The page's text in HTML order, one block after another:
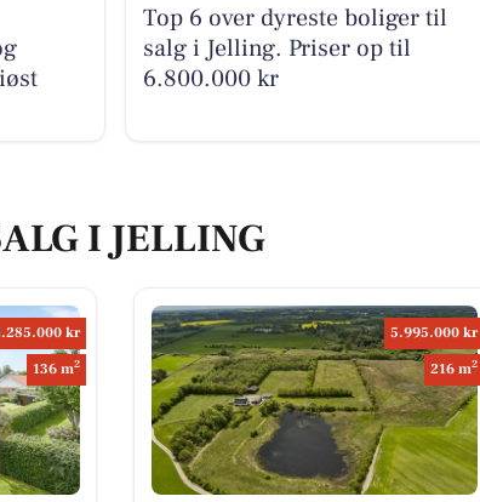
Top 6 over dyreste boliger til
salg i Jelling. Priser op til
6.800.000 kr
I JELLING
kr
136 m2
5.995.000 kr
216 m2